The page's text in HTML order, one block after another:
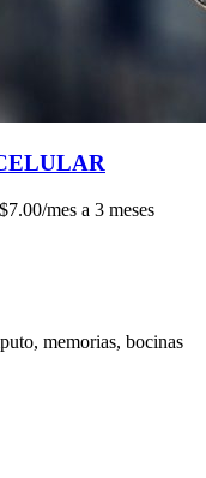
7.00/mes a 3 meses
memorias, bocinas